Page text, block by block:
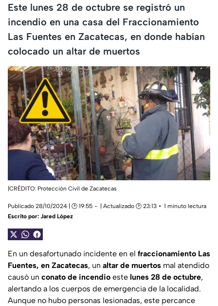
Este lunes 28 de octubre se registró un
incendio en una casa del Fraccionamiento
Las Fuentes en Zacatecas, en donde habían
colocado un altar de muertos
|CRÉDITO: Protección Civil de Zacatecas
Publicado 28/10/2024 | 🕑 19:55 | Actualizado 🕑 23:13
1 minuto lectura
Escrito por: Jared López
En un desafortunado incidente en el fraccionamiento Las
Fuentes, en Zacatecas, un altar de muertos mal atendido
causó un conato de incendio este lunes 28 de octubre,
alertando a los cuerpos de emergencia de la localidad.
Aunque no hubo personas lesionadas, este percance